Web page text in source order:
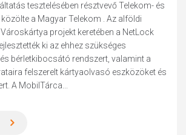
tesztelésében résztvevő Telekom- és
a Magyar Telekom . Az alföldi
projekt keretében a NetLock
ki az ehhez szükséges
bérletkibocsátó rendszert, valamint a
felszerelt kártyaolvasó eszközöket és
A MobilTárca...